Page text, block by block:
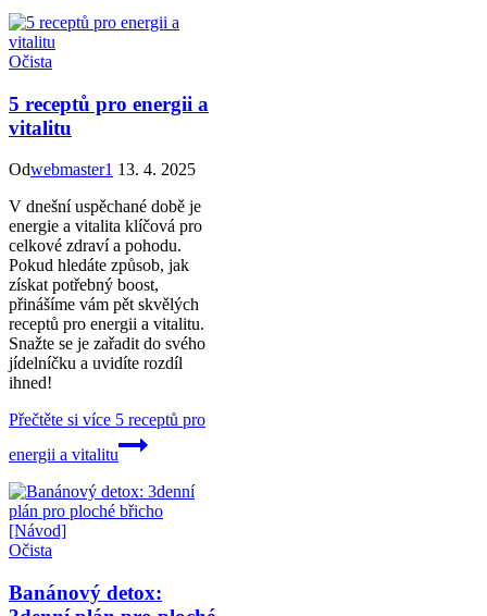
Očista
5 receptů pro energii a
vitalitu
Odwebmaster1 13. 4. 2025
V dnešní uspěchané době je
energie a vitalita klíčová pro
celkové zdraví a pohodu.
Pokud hledáte způsob, jak
získat potřebný boost,
přinášíme vám pět skvělých
receptů pro energii a vitalitu.
Snažte se je zařadit do svého
jídelníčku a uvidíte rozdíl
ihned!
Přečtěte si více 5 receptů pro
energii a vitalitu
Očista
Banánový detox: